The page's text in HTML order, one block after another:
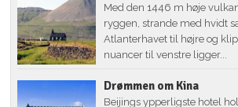
Med den 1446 m høje
ryggen, strande med hvidt
Atlanterhavet til højre og
nuancer til venstre ligger...
Drømmen om Kina
Beijings ypperligste hotel